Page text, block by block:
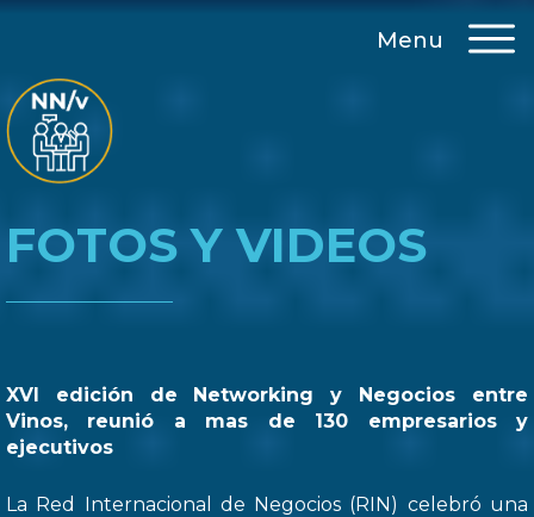
Menu
FOTOS Y VIDEOS
XVI edición de Networking y Negocios entre
Vinos, reunió a mas de 130 empresarios y
ejecutivos
La Red Internacional de Negocios (RIN) celebró una